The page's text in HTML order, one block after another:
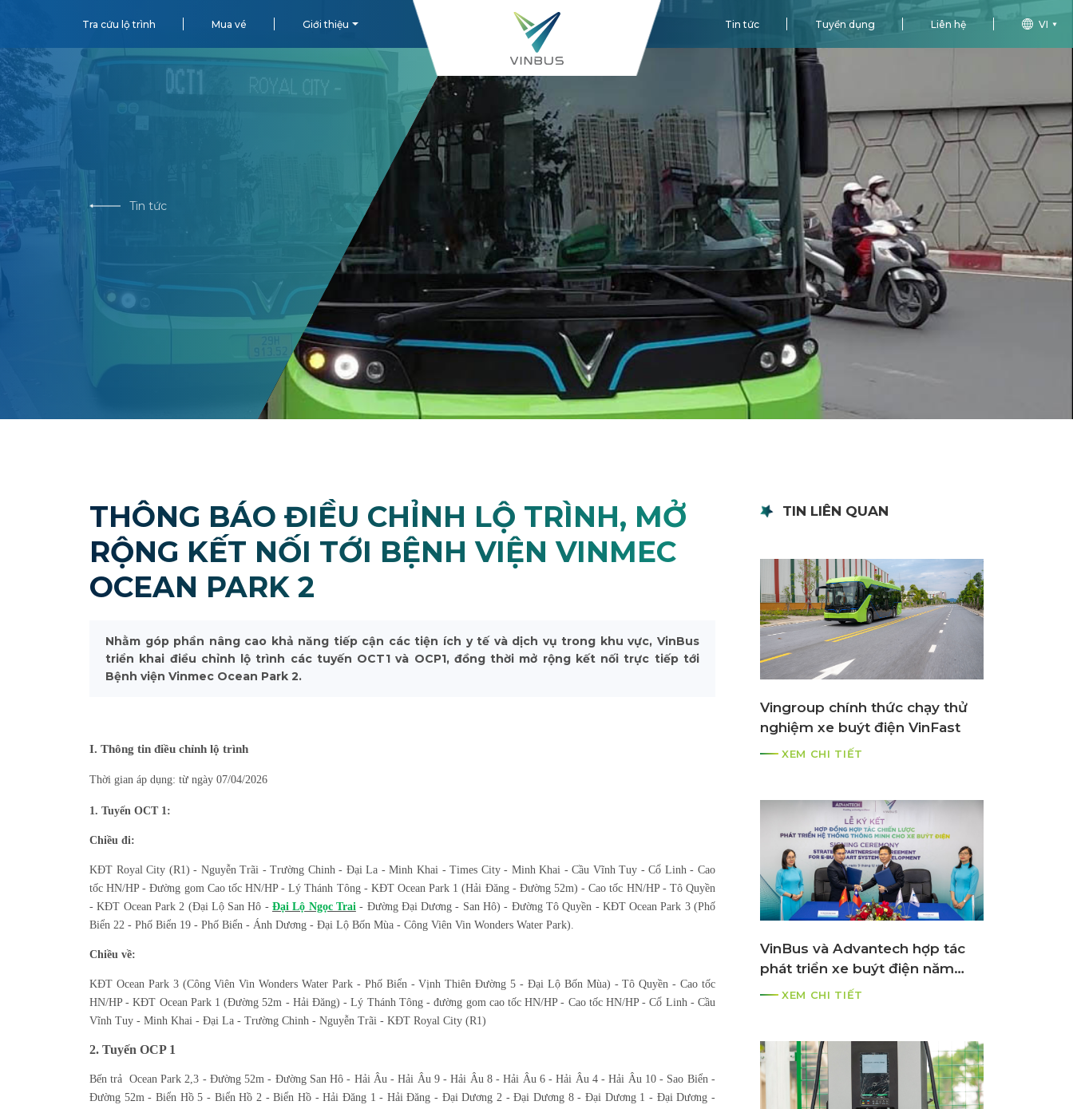
Tra cứu lộ trình Mua vé Giới thiệu Tin tức Tuyển dụng Liên hệ VI
Tin tức
THÔNG BÁO ĐIỀU CHỈNH LỘ TRÌNH, MỞ
RỘNG KẾT NỐI TỚI BỆNH VIỆN VINMEC
OCEAN PARK 2
Nhằm góp phần nâng cao khả năng tiếp cận các tiện ích y tế và dịch vụ trong khu vực, VinBus
triển khai điều chỉnh lộ trình các tuyến OCT1 và OCP1, đồng thời mở rộng kết nối trực tiếp tới
Bệnh viện Vinmec Ocean Park 2.
I. Thông tin điều chỉnh lộ trình
Thời gian áp dụng: từ ngày 07/04/2026
1. Tuyến OCT 1:
Chiều đi:
KĐT Royal City (R1) - Nguyễn Trãi - Trường Chinh - Đại La - Minh Khai - Times City - Minh Khai - Cầu Vĩnh Tuy - Cổ Linh - Cao
tốc HN/HP - Đường gom Cao tốc HN/HP - Lý Thánh Tông - KĐT Ocean Park 1 (Hải Đăng - Đường 52m) - Cao tốc HN/HP - Tô Quyền
- KĐT Ocean Park 2 (Đại Lộ San Hô - Đại Lộ Ngọc Trai - Đường Đại Dương - San Hô) - Đường Tô Quyền - KĐT Ocean Park 3 (Phố
Biển 22 - Phố Biển 19 - Phố Biển - Ánh Dương - Đại Lộ Bốn Mùa - Công Viên Vin Wonders Water Park).
Chiều về:
KĐT Ocean Park 3 (Công Viên Vin Wonders Water Park - Phố Biển - Vịnh Thiên Đường 5 - Đại Lộ Bốn Mùa) - Tô Quyền - Cao tốc
HN/HP - KĐT Ocean Park 1 (Đường 52m - Hải Đăng) - Lý Thánh Tông - đường gom cao tốc HN/HP - Cao tốc HN/HP - Cổ Linh - Cầu
Vĩnh Tuy - Minh Khai - Đại La - Trường Chinh - Nguyễn Trãi - KĐT Royal City (R1)
2. Tuyến OCP 1
Bến trả Ocean Park 2,3 - Đường 52m - Đường San Hô - Hải Âu - Hải Âu 9 - Hải Âu 8 - Hải Âu 6 - Hải Âu 4 - Hải Âu 10 - Sao Biển -
Đường 52m - Biển Hồ 5 - Biển Hồ 2 - Biển Hồ - Hải Đăng 1 - Hải Đăng - Đại Dương 2 - Đại Dương 8 - Đại Dương 1 - Đại Dương -
TIN LIÊN QUAN
Vingroup chính thức chạy thử
nghiệm xe buýt điện VinFast
XEM CHI TIẾT
VinBus và Advantech hợp tác
phát triển xe buýt điện năm
2021XEM CHI TIẾT